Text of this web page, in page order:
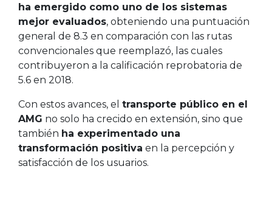
ha emergido como uno de los sistemas
mejor evaluados, obteniendo una puntuación
general de 8.3 en comparación con las rutas
convencionales que reemplazó, las cuales
contribuyeron a la calificación reprobatoria de
5.6 en 2018.
Con estos avances, el transporte público en el
AMG no solo ha crecido en extensión, sino que
también ha experimentado una
transformación positiva en la percepción y
satisfacción de los usuarios.